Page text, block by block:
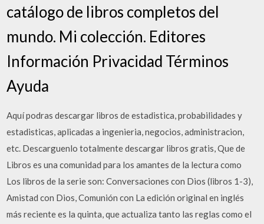
catálogo de libros completos del
mundo. Mi colección. Editores
Información Privacidad Términos
Ayuda
Aquí podras descargar libros de estadistica, probabilidades y
estadisticas, aplicadas a ingenieria, negocios, administracion,
etc. Descarguenlo totalmente descargar libros gratis, Que de
Libros es una comunidad para los amantes de la lectura como
Los libros de la serie son: Conversaciones con Dios (libros 1-3),
Amistad con Dios, Comunión con La edición original en inglés
más reciente es la quinta, que actualiza tanto las reglas como el